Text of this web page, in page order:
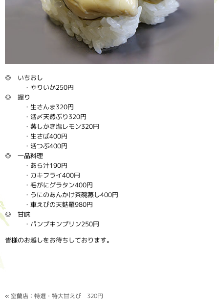
◎ いちおし
・やりいか250円
◎ 握り
・生さんま320円
・活〆天然ぶり320円
・蒸しかき塩レモン320円
・生さば400円
・活つぶ400円
◎ 一品料理
・あら汁190円
・カキフライ400円
・毛がにグラタン400円
・うにのあんかけ茶碗蒸し400円
・車えびの天麩羅980円
◎ 甘味
・パンプキンプリン250円
皆様のお越しをお待ちしております。
« 室蘭店：特選・特大甘えび 320円